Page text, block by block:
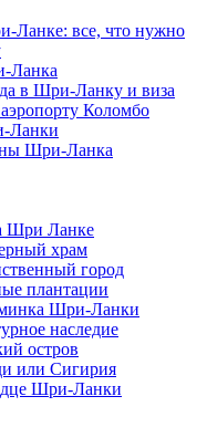
Ланке: все, что нужно
Ланка
в Шри-Ланку и виза
Коломбо
Ланки
Шри-Ланка
Шри Ланке
храм
город
плантации
Шри-Ланки
наследие
остров
или Сигирия
Шри-Ланки